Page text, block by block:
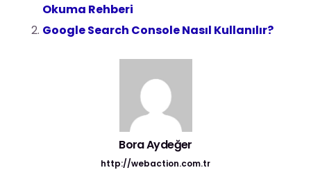
Okuma Rehberi
Google Search Console Nasıl Kullanılır?
Bora Aydeğer
http://webaction.com.tr